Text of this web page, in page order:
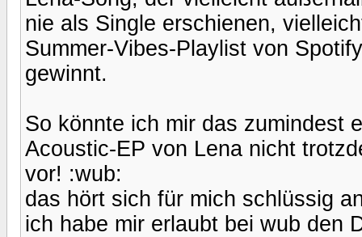
nie als Single erschienen,
Summer-Vibes-Playlist von
gewinnt.
So könnte ich mir das zumindest
Acoustic-EP von Lena nicht
vor! :wub:
das hört sich für mich schlüssig
ich habe mir erlaubt bei wub den